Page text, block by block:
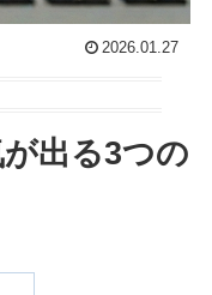
2026.01.27
出る3つの